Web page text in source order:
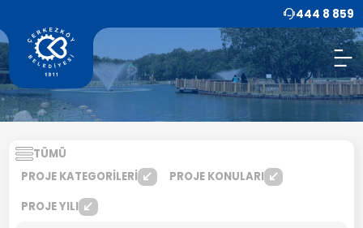
444 8 859
TÜMÜ
PROJE KATEGORİLERİ
PROJE KONULARI
PROJE YILI